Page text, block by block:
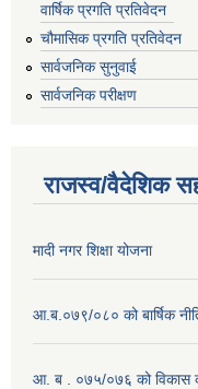
वार्षिक प्रगति प्रतिवेदन
चौमासिक प्रगति प्रतिवेदन
सार्वजनिक सुनुवाई
सार्वजनिक परीक्षण
राजस्व/वैदेशिक
मादी नगर शिक्षा योजना
आ.ब.०७९/०८० को बार्षिक
आ. ब . ०७५/०७६ को विकास